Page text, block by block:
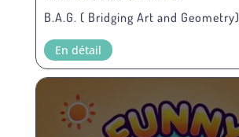
B.A.G. ( Bridging Art and Geometry)
En détail